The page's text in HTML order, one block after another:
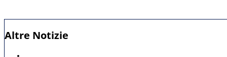
Altre Notizie